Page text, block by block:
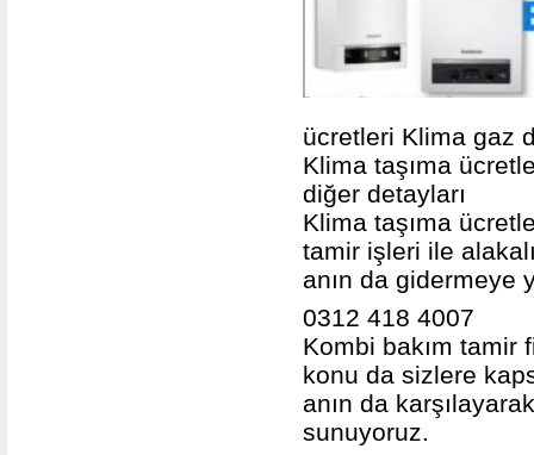
ücretleri Klima gaz
Klima taşıma
diğer detayları
Klima taşıma
tamir işleri ile
anın da gidermeye
0312 418 4007
Kombi bakım tamir
konu da sizlere
anın da
sunuyoruz.